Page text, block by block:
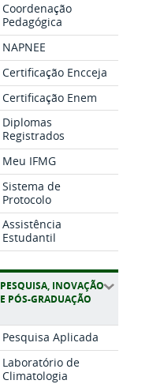
Coordenação
Pedagógica
NAPNEE
Certificação Encceja
Certificação Enem
Diplomas
Registrados
Meu IFMG
Sistema de
Protocolo
Assistência
Estudantil
PESQUISA, INOVAÇÃO
E PÓS-GRADUAÇÃO
Pesquisa Aplicada
Laboratório de
Climatologia